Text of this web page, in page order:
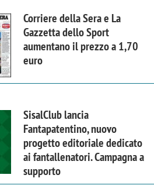
Corriere della Sera e La
Gazzetta dello Sport
aumentano il prezzo a 1,70
euro
SisalClub lancia
Fantapatentino, nuovo
progetto editoriale dedicato
ai fantallenatori. Campagna a
supporto